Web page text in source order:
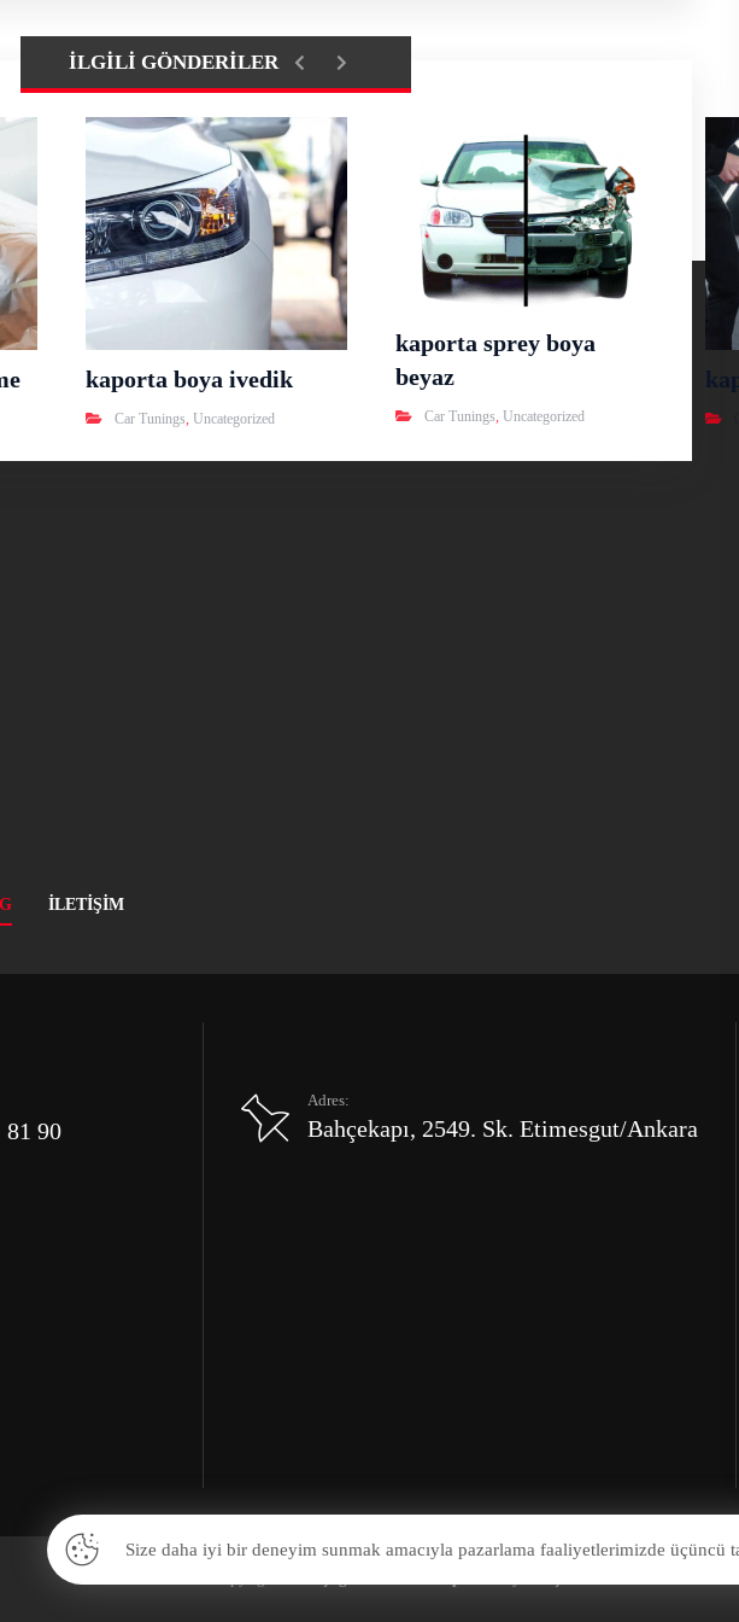
İLGILI GÖNDERILER
kaporta boya ivedik
Car Tunings,Uncategorized
kaporta sprey boya
beyaz
Car Tunings,Uncategorized
İLETIŞIM
81 90
Adres:
Bahçekapı, 2549. Sk. Etimesgut/Ankara
Size daha iyi bir deneyim sunmak amacıyla pazarlama faaliyetlerimizde üçüncü